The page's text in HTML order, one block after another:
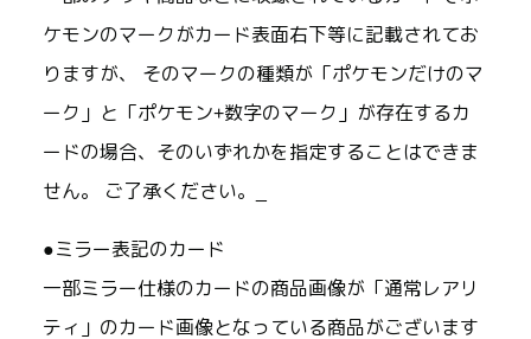
ケモンのマークがカード表面右下等に記載されてお
りますが、 そのマークの種類が「ポケモンだけのマ
ーク」と「ポケモン+数字のマーク」が存在するカ
ードの場合、そのいずれかを指定することはできま
せん。 ご了承ください。_
●ミラー表記のカード
一部ミラー仕様のカードの商品画像が「通常レアリ
ティ」のカード画像となっている商品がございます